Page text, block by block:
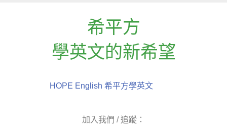
希平方
學英文的新希望
HOPE English 希平方學英文
加入我們 / 追蹤：